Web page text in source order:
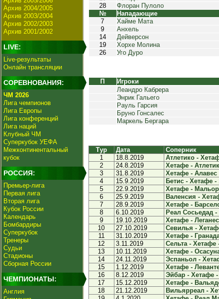
Архив 2004/2005
Архив 2003/2004
Архив 2002/2003
Архив 2001/2002
LIVE:
Live-результаты
Онлайн трансляции
СОРЕВНОВАНИЯ:
ЧМ 2026
Лига чемпионов
Лига Европы
Лига конференций
Лига наций
Клубный ЧМ
Суперкубок УЕФА
Межконтинентальный
кубок
РОССИЯ:
Премьер-лига
Первая лига
Вторая лига
Кубок России
Календарь
Бомбардиры
Суперкубок
Тренеры
Судьи
Стадионы
Сборная России
ЧЕМПИОНАТЫ:
Англия
28
Флоран Пулоло
№
Нападающие
7
Хайме Мата
9
Анхель
14
Дейверсон
19
Хорхе Молина
26
Уго Дуро
П
Игроки
Леандро Кабрера
Энрик Гальего
Рауль Гарсия
Бруно Гонсалес
Маркель Бергара
Тур Дата
Соперник
1
18.8.2019
Атлетико -
2
24.8.2019
Хетафе -
3
31.8.2019
Хетафе - Алавес
4
15.9.2019
Бетис - Хетафе -
5
22.9.2019
Хетафе -
6
25.9.2019
Валенсия -
7
28.9.2019
Хетафе -
8
6.10.2019
Реал Сосьедад
9
19.10.2019
Хетафе -
10
27.10.2019
Севилья -
11
31.10.2019
Хетафе -
12
3.11.2019
Сельта - Хетафе
13
10.11.2019
Хетафе -
14
24.11.2019
Эспаньол -
15
1.12.2019
Хетафе -
16
8.12.2019
Эйбар - Хетафе -
17
15.12.2019
Хетафе -
18
21.12.2019
Вильярреал -